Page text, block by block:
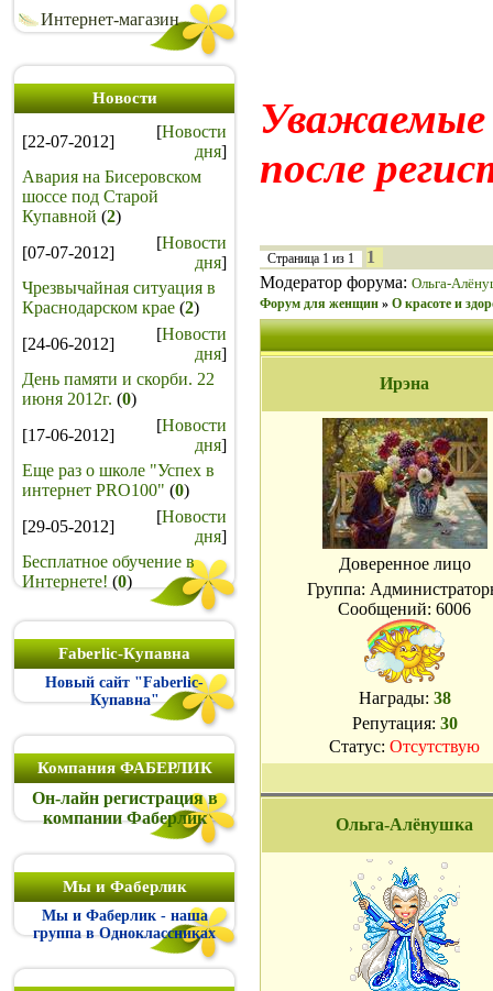
Интернет-магазин
Новости
[22-07-2012]
[Новости
дня]
Авария на Бисеровском
шоссе под Старой
Купавной (2)
[07-07-2012]
[Новости
дня]
Чрезвычайная ситуация в
Краснодарском крае (2)
[24-06-2012]
[Новости
дня]
День памяти и скорби. 22
июня 2012г. (0)
[17-06-2012]
[Новости
дня]
Еще раз о школе "Успех в
интернет PRO100" (0)
[29-05-2012]
[Новости
дня]
Бесплатное обучение в
Интернете! (0)
Faberlic-Купавна
Новый сайт "Faberlic-
Купавна"
Компания ФАБЕРЛИК
Он-лайн регистрация в
компании Фаберлик
Мы и Фаберлик
Мы и Фаберлик - наша
группа в Одноклассниках
Уважаемые
после
Страница 1 из 1
1
Модератор форума: Ольга-
Форум для женщин » О красоте и
Ирэна
Доверенное лицо
Группа:
Сообщений: 6006
Награды: 38
Репутация: 30
Статус: Отсутствую
Ольга-Алёнушка